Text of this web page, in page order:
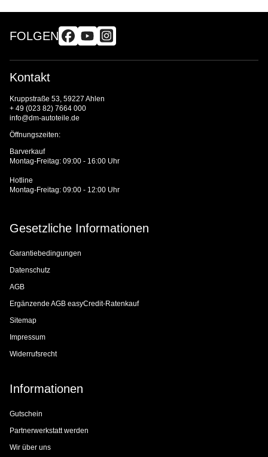
FOLGEN
Kontakt
Kruppstraße 53, 59227 Ahlen
+ 49 (023 82) 7664 000
info@dm-autoteile.de
Öffnungszeiten:
Barverkauf
Montag-Freitag: 09:00 - 16:00 Uhr
Hotline
Montag-Freitag: 09:00 - 12:00 Uhr
Gesetzliche Informationen
Garantiebedingungen
Datenschutz
AGB
Ergänzende AGB easyCredit-Ratenkauf
Sitemap
Impressum
Widerrufsrecht
Informationen
Gutschein
Partnerwerkstatt werden
Wir über uns